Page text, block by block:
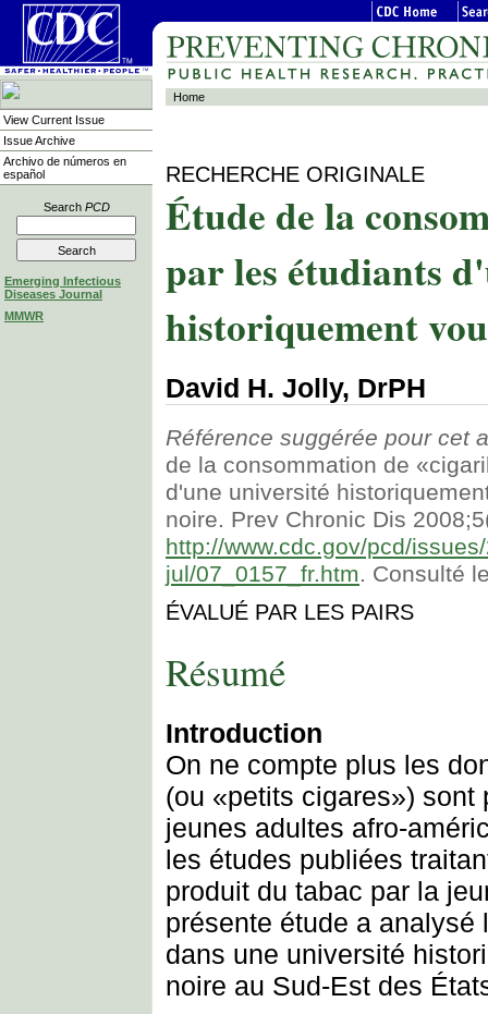
View Current Issue
Issue Archive
Archivo de números en
español
Search PCD
Emerging Infectious
Diseases Journal
MMWR
Home
RECHERCHE ORIGINALE
Étude de la
par les étudiants
historiquement
David H. Jolly, DrPH
Référence suggérée pour cet
de la consommation de
d'une université
noire. Prev Chronic Dis
http://www.cdc.gov/pcd/
jul/07_0157_fr.htm. Consulté
ÉVALUÉ PAR LES PAIRS
Résumé
Introduction
On ne compte plus les
(ou «petits cigares»)
jeunes adultes afro-
les études publiées
produit du tabac par la
présente étude a
dans une université
noire au Sud-Est des